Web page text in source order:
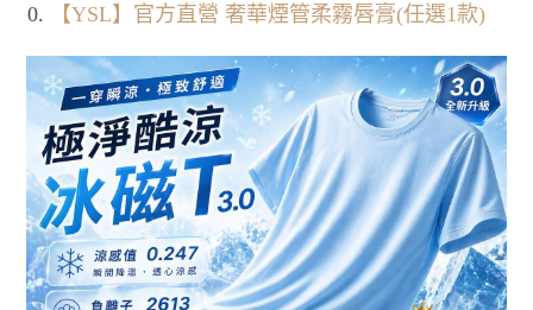
【YSL】官方直營 奢華煙管柔霧唇膏(任選1款)